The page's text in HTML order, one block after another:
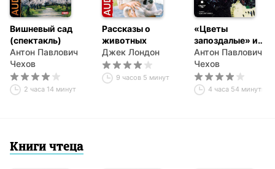
Вишневый сад
(спектакль)
Антон Павлович
Чехов
2 часа 14 минут
Рассказы о
животных
Джек Лондон
9 часов 5 минут
«Цветы
запоздалые» и
другие рассказы
Антон Павлович
Чехов
4 часа 54 минуты
Книги чтеца